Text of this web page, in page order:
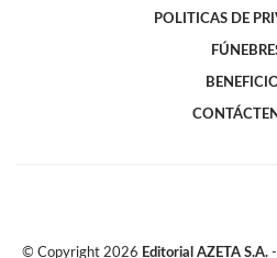
POLITICAS DE
© Copyright 2026 Editorial AZETA S.A.